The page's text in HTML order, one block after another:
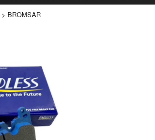
> BROMSAR